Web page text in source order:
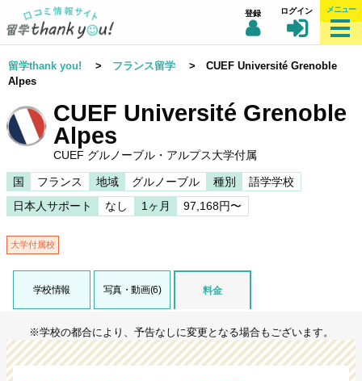
登録 ログイン メニュー
留学thank you! > フランス留学 > CUEF Université Grenoble
Alpes
CUEF Université Grenoble
Alpes
CUEF グルノーブル・アルプス大学付属
国 フランス 地域 グルノーブル 種別
語学学校
日本人サポート
なし 1ヶ月 97,168円〜
大学付属校
学校情報 写真・動画(6) 料金
※学校の都合により、予告なしに変更となる場合もございます。